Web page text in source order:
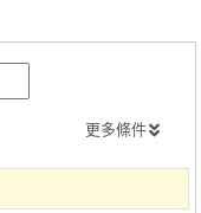
更多條件